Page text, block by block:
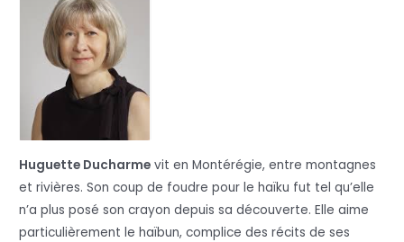
Huguette Ducharme vit en Montérégie, entre montagnes
et rivières. Son coup de foudre pour le haïku fut tel qu’elle
n’a plus posé son crayon depuis sa découverte. Elle aime
particulièrement le haïbun, complice des récits de ses